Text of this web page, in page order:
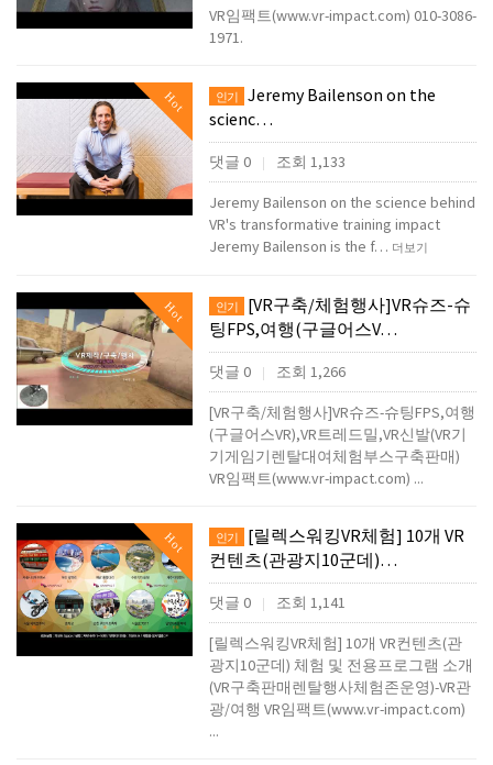
VR임팩트(www.vr-impact.com) 010-3086-
1971.
Hot 인기
Jeremy Bailenson on the
scienc…
댓글 0 조회 1,133
Jeremy Bailenson on the science behind
VR's transformative training impact
Jeremy Bailenson is the f… 더보기
Hot 인기
[VR구축/체험행사]VR슈즈-슈
팅FPS,여행(구글어스V…
댓글 0 조회 1,266
[VR구축/체험행사]VR슈즈-슈팅FPS,여행
(구글어스VR),VR트레드밀,VR신발(VR기
기게임기렌탈대여체험부스구축판매)
VR임팩트(www.vr-impact.com) ...
Hot 인기
[릴렉스워킹VR체험] 10개 VR
컨텐츠(관광지10군데)…
댓글 0 조회 1,141
[릴렉스워킹VR체험] 10개 VR컨텐츠(관
광지10군데) 체험 및 전용프로그램 소개
(VR구축판매렌탈행사체험존운영)-VR관
광/여행 VR임팩트(www.vr-impact.com)
...